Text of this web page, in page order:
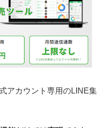
アカウント専用のLINE集